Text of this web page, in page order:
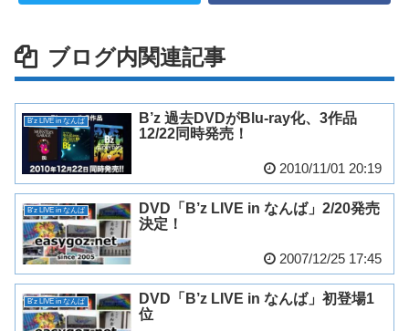
ブログ内関連記事
B'z LIVE in なんば
B’z 過去DVDがBlu-ray化、3作品
12/22同時発売！
2010/11/01 20:19
B'z LIVE in なんば
DVD「B’z LIVE in なんば」2/20発売
決定！
2007/12/25 17:45
B'z LIVE in なんば
DVD「B’z LIVE in なんば」初登場1
位